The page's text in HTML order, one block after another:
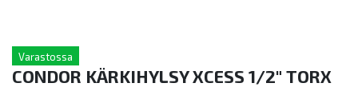
Varastossa
CONDOR KÄRKIHYLSY XCESS 1/2" TORX